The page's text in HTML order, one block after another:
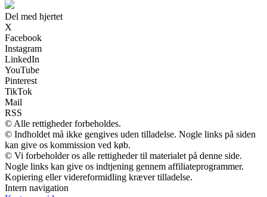
Del med hjertet
X
Facebook
Instagram
LinkedIn
YouTube
Pinterest
TikTok
Mail
RSS
© Alle rettigheder forbeholdes.
© Indholdet må ikke gengives uden tilladelse. Nogle links på siden
kan give os kommission ved køb.
© Vi forbeholder os alle rettigheder til materialet på denne side.
Nogle links kan give os indtjening gennem affiliateprogrammer.
Kopiering eller videreformidling kræver tilladelse.
Intern navigation